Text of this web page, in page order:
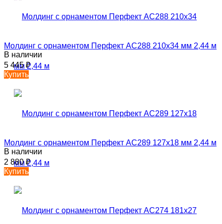
Молдинг с орнаментом Перфект AC288 210х34 мм 2,44 м
В наличии
5 445₽
Купить
Молдинг с орнаментом Перфект AC289 127х18 мм 2,44 м
В наличии
2 880₽
Купить